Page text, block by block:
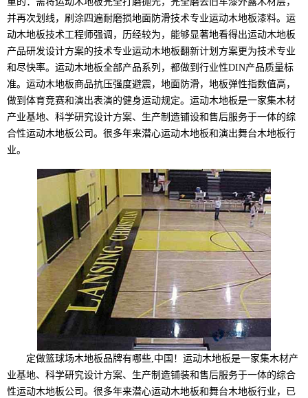
并再次划线，刷涂四遍耐磨损地面防滑技术专业运动木地板漆料。运
动木地板技术工程师强调，历经较为，能够显著地看得出运动木地板
产品研发设计方案的技术专业运动木地板翻新计划方案更为技术专业
和尽快率。运动木地板全部产品系列，都做到行业性DIN产品质量标
准。运动木地板商品抗压强度避震，地面防滑，地板弹性指数值高，
做到体育竞赛和演出表演的健身运动规定。运动木地板是一家集木材
产业基地、科学研究设计方案、生产制造铺设和售后服务于一体的综
合性运动木地板公司。很多年来潜心运动木地板和演出舞台木地板行
业。
定做篮球场木地板品牌有哪些,中国！运动木地板是一家集木材产
业基地、科学研究设计方案、生产制造铺装和售后服务于一体的综合
性运动木地板公司。很多年来潜心运动木地板和舞台木地板行业，已